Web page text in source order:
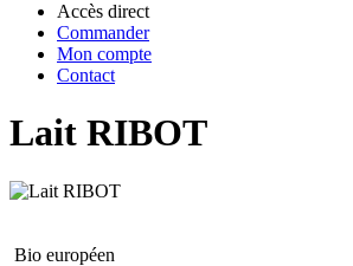
Accès direct
Commander
Mon compte
Contact
Lait RIBOT
Bio européen